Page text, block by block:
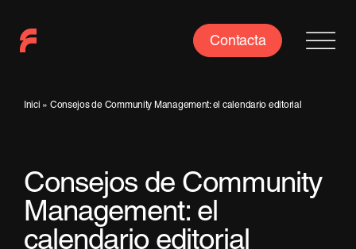
contenido
Contacta
Inici » Consejos de Community Management: el calendario editorial
Consejos de Community
Management: el
calendario editorial